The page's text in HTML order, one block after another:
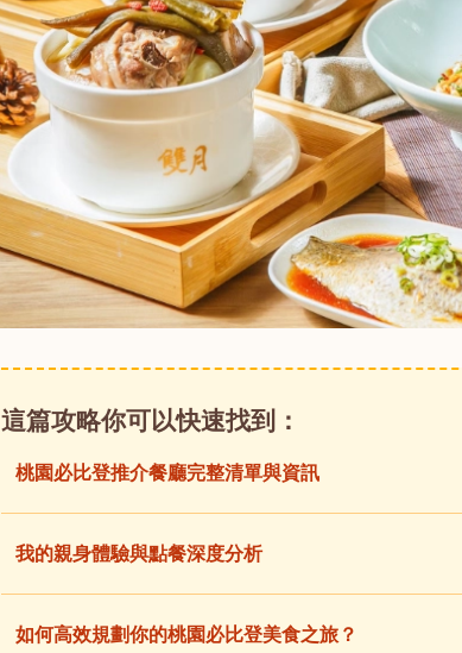
這篇攻略你可以快速找到：
桃園必比登推介餐廳完整清單與資訊
我的親身體驗與點餐深度分析
如何高效規劃你的桃園必比登美食之旅？